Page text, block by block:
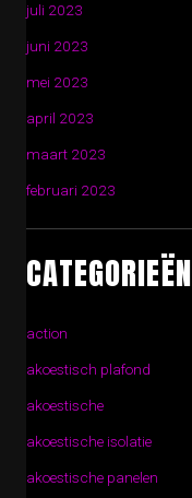
juli 2023
juni 2023
mei 2023
april 2023
maart 2023
februari 2023
CATEGORIEËN
action
akoestisch plafond
akoestische
akoestische isolatie
akoestische panelen